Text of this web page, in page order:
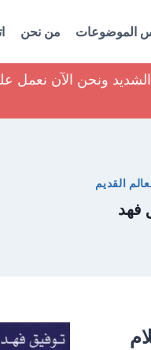
الموضوعات من نحن
ونحن الآن نعمل
القديم
فهد